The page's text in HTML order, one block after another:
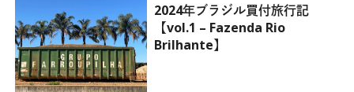
2024年ブラジル買付旅行記
【vol.1 – Fazenda Rio
Brilhante】